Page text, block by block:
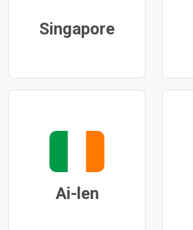
Singapore
Ai-len